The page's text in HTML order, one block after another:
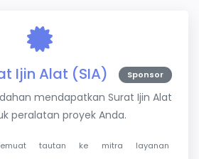
Ijin Alat (SIA) Sponsor
mendapatkan Surat Ijin Alat
peralatan proyek Anda.
tautan ke mitra layanan